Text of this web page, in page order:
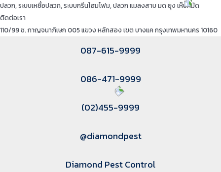
ปลวก, ระบบเหยื่อปลวก, ระบบกรีนโฮมโฟม, ปลวก แมลงสาบ มด ยุง เห็บหมัด
ติดต่อเรา
110/99 ซ. กาญจนาภิเษก 005 แขวง หลักสอง เขต บางแค กรุงเทพมหานคร 10160
087-615-9999
086-471-9999
(02)455-9999
@diamondpest
Diamond Pest Control